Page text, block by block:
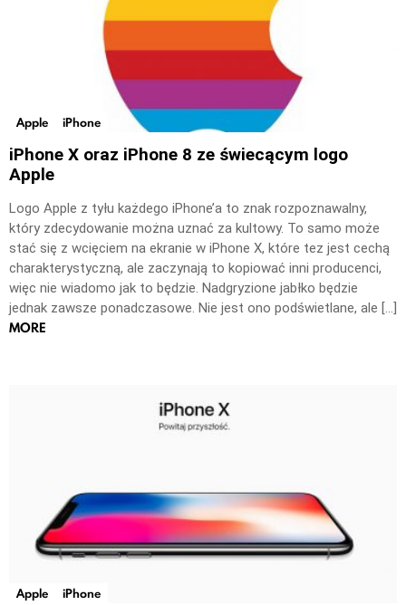
Apple iPhone
iPhone X oraz iPhone 8 ze świecącym logo
Apple
Logo Apple z tyłu każdego iPhone’a to znak rozpoznawalny,
który zdecydowanie można uznać za kultowy. To samo może
stać się z wcięciem na ekranie w iPhone X, które tez jest cechą
charakterystyczną, ale zaczynają to kopiować inni producenci,
więc nie wiadomo jak to będzie. Nadgryzione jabłko będzie
jednak zawsze ponadczasowe. Nie jest ono podświetlane, ale […]
MORE
Apple iPhone